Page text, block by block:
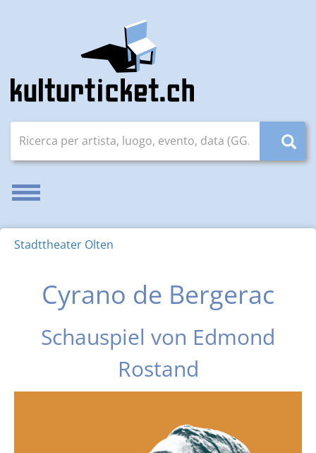
Attivare/disattivare la navigazione
Stadttheater Olten
Cyrano de Bergerac
Schauspiel von Edmond
Rostand